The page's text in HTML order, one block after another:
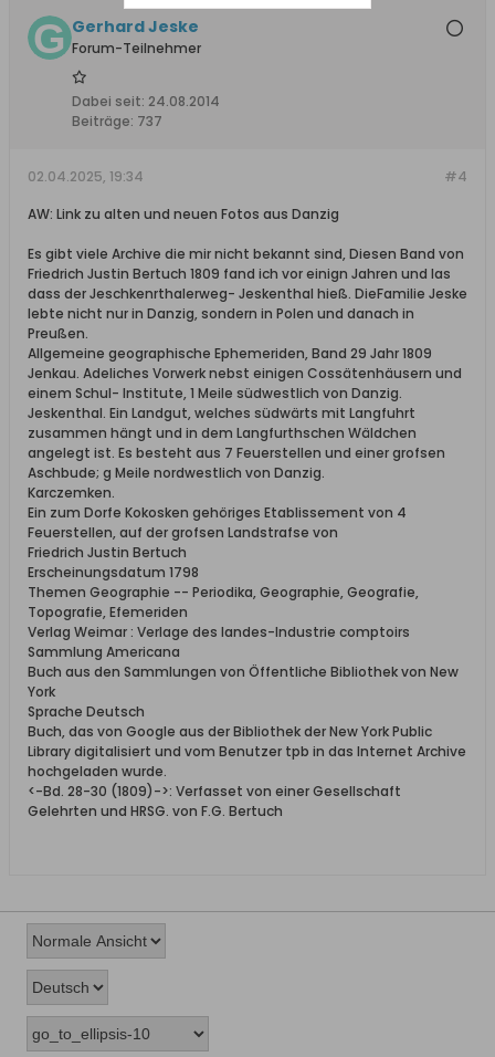
Gerhard Jeske
Forum-Teilnehmer
Dabei seit: 24.08.2014
Beiträge: 737
#4
02.04.2025, 19:34
AW: Link zu alten und neuen Fotos aus Danzig
Es gibt viele Archive die mir nicht bekannt sind, Diesen Band von
Friedrich Justin Bertuch 1809 fand ich vor einign Jahren und las
dass der Jeschkenrthalerweg- Jeskenthal hieß. DieFamilie Jeske
lebte nicht nur in Danzig, sondern in Polen und danach in
Preußen.
Allgemeine geographische Ephemeriden, Band 29 Jahr 1809
Jenkau. Adeliches Vorwerk nebst einigen Cossätenhäusern und
einem Schul- Institute, 1 Meile südwestlich von Danzig.
Jeskenthal. Ein Landgut, welches südwärts mit Langfuhrt
zusammen hängt und in dem Langfurthschen Wäldchen
angelegt ist. Es besteht aus 7 Feuerstellen und einer grofsen
Aschbude; g Meile nordwestlich von Danzig.
Karczemken.
Ein zum Dorfe Kokosken gehöriges Etablissement von 4
Feuerstellen, auf der grofsen Landstrafse von
Friedrich Justin Bertuch
Erscheinungsdatum 1798
Themen Geographie -- Periodika, Geographie, Geografie,
Topografie, Efemeriden
Verlag Weimar : Verlage des landes-Industrie comptoirs
Sammlung Americana
Buch aus den Sammlungen von Öffentliche Bibliothek von New
York
Sprache Deutsch
Buch, das von Google aus der Bibliothek der New York Public
Library digitalisiert und vom Benutzer tpb in das Internet Archive
hochgeladen wurde.
<-Bd. 28-30 (1809)->: Verfasset von einer Gesellschaft
Gelehrten und HRSG. von F.G. Bertuch